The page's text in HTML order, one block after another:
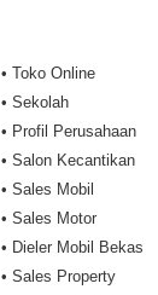
• Toko Online
• Sekolah
• Profil Perusahaan
• Salon Kecantikan
• Sales Mobil
• Sales Motor
• Dieler Mobil Bekas
• Sales Property